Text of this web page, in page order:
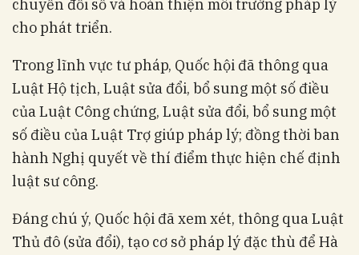
chuyển đổi số và hoàn thiện môi trường pháp lý
cho phát triển.
Trong lĩnh vực tư pháp, Quốc hội đã thông qua
Luật Hộ tịch, Luật sửa đổi, bổ sung một số điều
của Luật Công chứng, Luật sửa đổi, bổ sung một
số điều của Luật Trợ giúp pháp lý; đồng thời ban
hành Nghị quyết về thí điểm thực hiện chế định
luật sư công.
Đáng chú ý, Quốc hội đã xem xét, thông qua Luật
Thủ đô (sửa đổi), tạo cơ sở pháp lý đặc thù để Hà